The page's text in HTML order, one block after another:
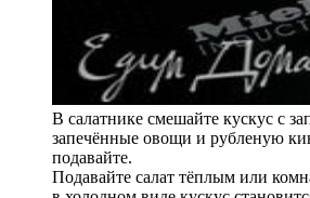
В салатнике смешайте кускус с
запечённые овощи и рубленую
подавайте.
Подавайте салат тёплым или